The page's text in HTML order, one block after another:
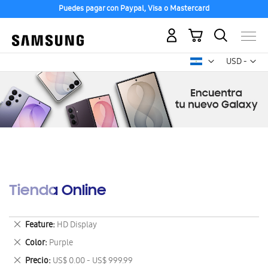
Puedes pagar con Paypal, Visa o Mastercard
USD -
dólar
Mi carrito
Tienda Online
Feature HD Display
Eliminar
este
artículo
Color Purple
Eliminar
este
Precio US$ 0.00 - US$ 999.99
Eliminar